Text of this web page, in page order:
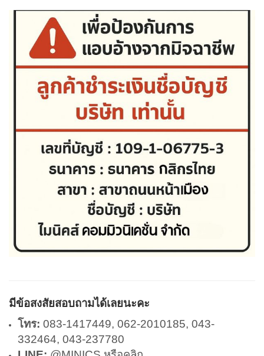
มีข้อสงสัยสอบถามได้เลยนะคะ
โทร: 083-1417449, 062-2010185, 043-
332464, 043-237780